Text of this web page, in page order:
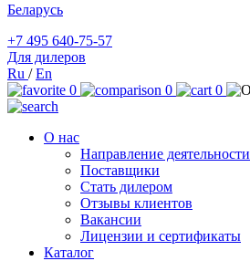
Беларусь
+7 495 640-75-57
Для дилеров
Ru /En
0
0 0
О нас
Направление деятельности
Поставщики
Стать дилером
Отзывы клиентов
Вакансии
Лицензии и сертификаты
Каталог